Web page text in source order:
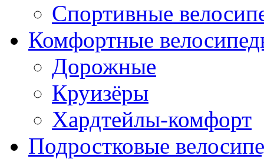
Спортивные
Комфортные
Дорожные
Круизёры
Хардтейлы-комфорт
Подростковые